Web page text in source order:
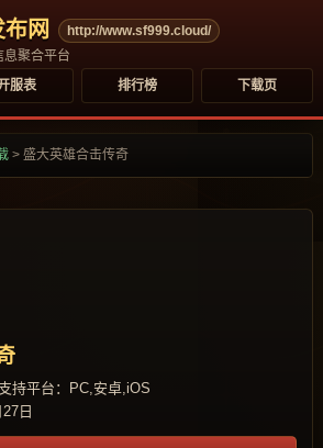
网
http://www.sf999.cloud/
息聚合平台
服表 排行榜 下载页
> 盛大英雄合击传奇
支持平台：PC,安卓,iOS
日